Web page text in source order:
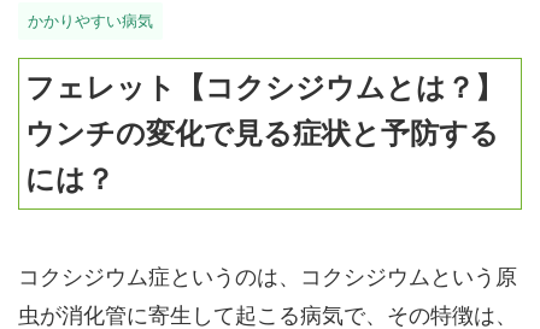
かかりやすい病気
フェレット【コクシジウムとは？】
ウンチの変化で見る症状と予防する
には？
コクシジウム症というのは、コクシジウムという原
虫が消化管に寄生して起こる病気で、その特徴は、